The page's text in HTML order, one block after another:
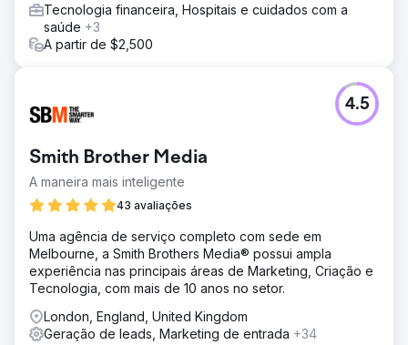
Tecnologia financeira, Hospitais e cuidados com a
saúde +3
A partir de $2,500
Smith Brother Media
A maneira mais inteligente
43 avaliações
4.5
Uma agência de serviço completo com sede em
Melbourne, a Smith Brothers Media® possui ampla
experiência nas principais áreas de Marketing, Criação e
Tecnologia, com mais de 10 anos no setor.
London, England, United Kingdom
Geração de leads, Marketing de entrada +34